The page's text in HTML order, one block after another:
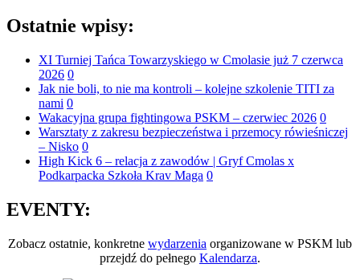
Ostatnie wpisy:
XI Turniej Tańca Towarzyskiego w Cmolasie już 7 czerwca
2026 0
Jak nie boli, to nie ma kontroli – kolejne szkolenie TITI za
nami 0
Wakacyjna grupa fightingowa PSKM – czerwiec 2026 0
Warsztaty z zakresu bezpieczeństwa i przemocy rówieśniczej
– Nisko 0
High Kick 6 – relacja z zawodów | Gryf Cmolas x
Podkarpacka Szkoła Krav Maga 0
EVENTY:
Zobacz ostatnie, konkretne wydarzenia organizowane w PSKM lub
przejdź do pełnego Kalendarza.